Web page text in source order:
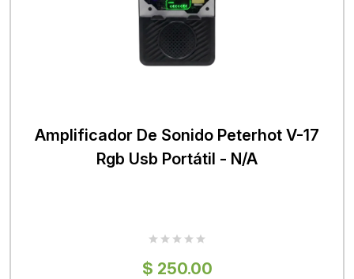
Amplificador De Sonido Peterhot V-17
Rgb Usb Portátil - N/A
$ 250.00